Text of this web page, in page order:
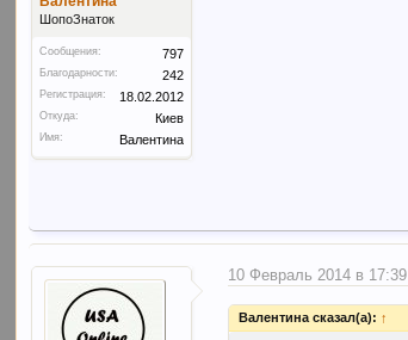
ШопоЗнаток
Сообщения: 797
Благодарности: 242
Регистрация: 18.02.2012
Откуда: Киев
Имя: Валентина
10 Февраль 2014 в 17:39
Валентина сказал(а): ↑